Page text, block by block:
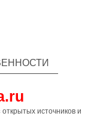
источников и